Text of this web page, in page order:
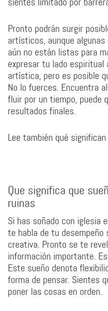
Pronto podrán surgir
artísticos, aunque
aún no están listas para
expresar tu lado
artística, pero es posible
No lo fuerces. Encuentra
fluir por un tiempo, puede
resultados finales.
Lee también qué
Que significa que
ruinas
Si has soñado con iglesia
te habla de tu
creativa. Pronto se te
información importante.
Este sueño denota
forma de pensar. Sientes
poner las cosas en orden.